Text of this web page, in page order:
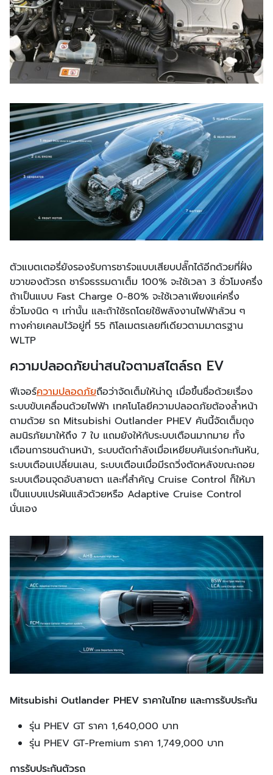
ตัวแบตเตอรี่ยังรองรับการชาร์จแบบเสียบปลั๊กได้อีกด้วยที่ฝั่ง
ขวาของตัวรถ ชาร์จธรรมดาเต็ม 100% จะใช้เวลา 3 ชั่วโมงครึ่ง
ถ้าเป็นแบบ Fast Charge 0-80% จะใช้เวลาเพียงแค่ครึ่ง
ชั่วโมงนิด ๆ เท่านั้น และถ้าใช้รถโดยใช้พลังงานไฟฟ้าล้วน ๆ
ทางค่ายเคลมไว้อยู่ที่ 55 กิโลเมตรเลยทีเดียวตามมาตรฐาน
WLTP
ความปลอดภัยน่าสนใจตามสไตล์รถ EV
ฟีเจอร์ความปลอดภัยถือว่าจัดเต็มให้น่าดู เมื่อขึ้นชื่อด้วยเรื่อง
ระบบขับเคลื่อนด้วยไฟฟ้า เทคโนโลยีความปลอดภัยต้องล้ำหน้า
ตามด้วย รถ Mitsubishi Outlander PHEV คันนี้จัดเต็มถุง
ลมนิรภัยมาให้ถึง 7 ใบ แถมยังให้กับระบบเตือนมากมาย ทั้ง
เตือนการชนด้านหน้า, ระบบตัดกำลังเมื่อเหยียบคันเร่งกะทันหัน,
ระบบเตือนเปลี่ยนเลน, ระบบเตือนเมื่อมีรถวิ่งตัดหลังขณะถอย
ระบบเตือนจุดอับสายตา และที่สำคัญ Cruise Control ก็ให้มา
เป็นแบบแปรผันแล้วด้วยหรือ Adaptive Cruise Control
นั่นเอง
Mitsubishi Outlander PHEV ราคาในไทย และการรับประกัน
รุ่น PHEV GT ราคา 1,640,000 บาท
รุ่น PHEV GT-Premium ราคา 1,749,000 บาท
การรับประกันตัวรถ